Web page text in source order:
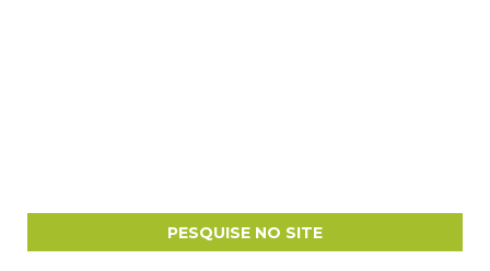
PESQUISE NO SITE